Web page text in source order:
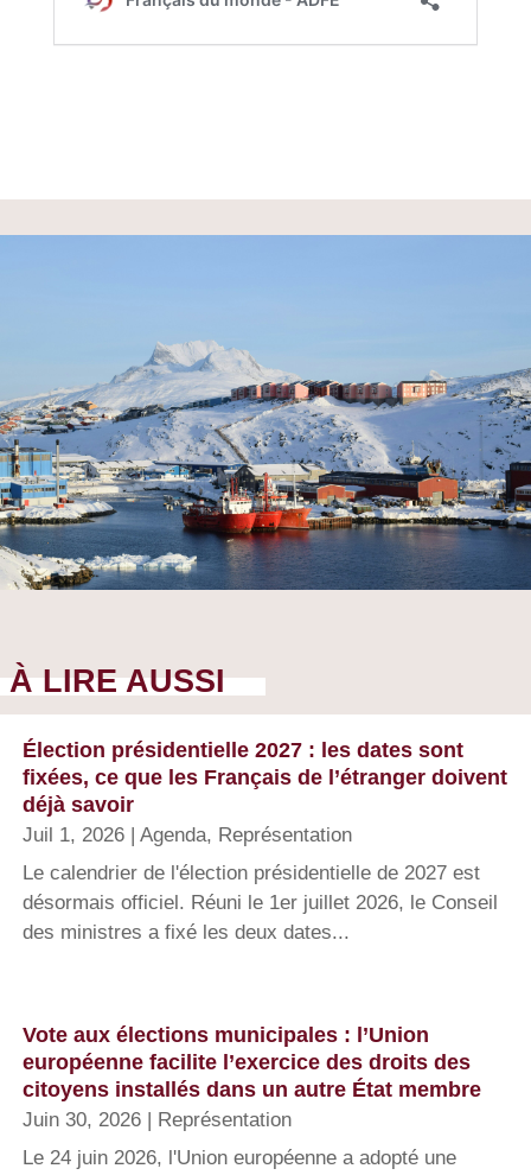
À LIRE AUSSI
Élection présidentielle 2027 : les dates sont
fixées, ce que les Français de l’étranger doivent
déjà savoir
Juil 1, 2026 | Agenda, Représentation
Le calendrier de l'élection présidentielle de 2027 est
désormais officiel. Réuni le 1er juillet 2026, le Conseil
des ministres a fixé les deux dates...
Vote aux élections municipales : l’Union
européenne facilite l’exercice des droits des
citoyens installés dans un autre État membre
Juin 30, 2026 | Représentation
Le 24 juin 2026, l'Union européenne a adopté une